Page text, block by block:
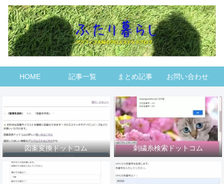
HOME 記事一覧 まとめ記事 お問い合わせ
図案変換ドットコム 刺繍糸検索ドットコム